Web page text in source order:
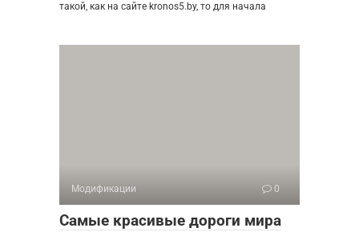
такой, как на сайте kronos5.by, то для начала
Модификации 0
Самые красивые дороги мира